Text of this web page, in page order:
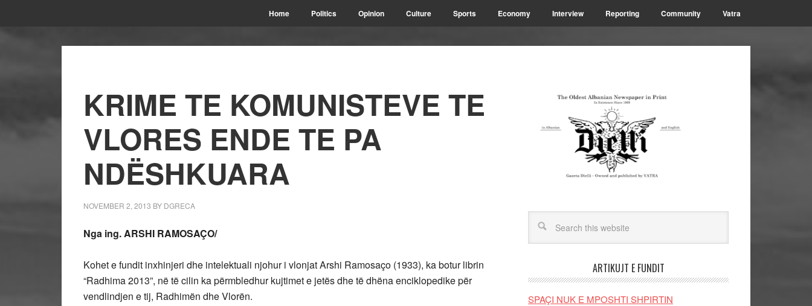
Home Politics Opinion Culture Sports Economy Interview Reporting Community Vatra
KRIME TE KOMUNISTEVE TE
VLORES ENDE TE PA
NDËSHKUARA
NOVEMBER 2, 2013 BY DGRECA
Nga ing. ARSHI RAMOSAÇO/
Kohet e fundit inxhinjeri dhe intelektuali njohur i vlonjat Arshi Ramosaço (1933), ka botur librin
“Radhima 2013”, në të cilin ka përmbledhur kujtimet e jetës dhe të dhëna enciklopedike për
vendlindjen e tij, Radhimën dhe Vlorën.
ARTIKUJT E FUNDIT
SPAÇI NUK E MPOSHTI SHPIRTIN